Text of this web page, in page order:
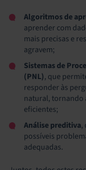
Algoritmos de
aprender com
mais precisas e
agravem;
Sistemasde
(PNL), que
responder às
natural, tornando
eficientes;
Análise preditiva,
possíveis
adequadas.